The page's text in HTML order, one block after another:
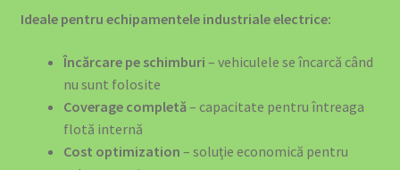
Motive să Nu Depinzi de Stațiile Publice
My account
Our Products
Payments
Ideale pentru echipamentele industriale electrice:
Încărcare pe schimburi – vehiculele se încarcă când
nu sunt folosite
Coverage completă – capacitate pentru întreaga
flotă internă
Cost optimization – soluție economică pentru